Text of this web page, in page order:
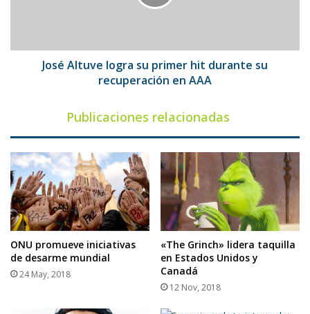
recuperación
José Altuve logra su primer hit durante su
recuperación en AAA
Publicaciones relacionadas
ONU promueve iniciativas
de desarme mundial
24 May, 2018
«The Grinch» lidera taquilla
en Estados Unidos y
Canadá
12 Nov, 2018